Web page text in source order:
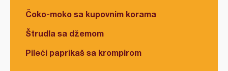
Čoko-moko sa kupovnim korama
Štrudla sa džemom
Pileći paprikaš sa krompirom